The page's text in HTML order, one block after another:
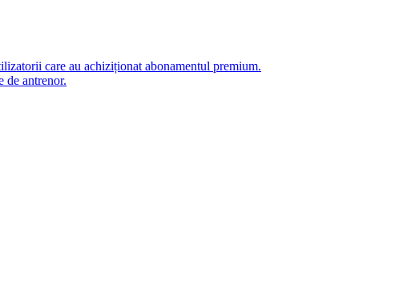
care au achiziționat abonamentul premium.
de antrenor.